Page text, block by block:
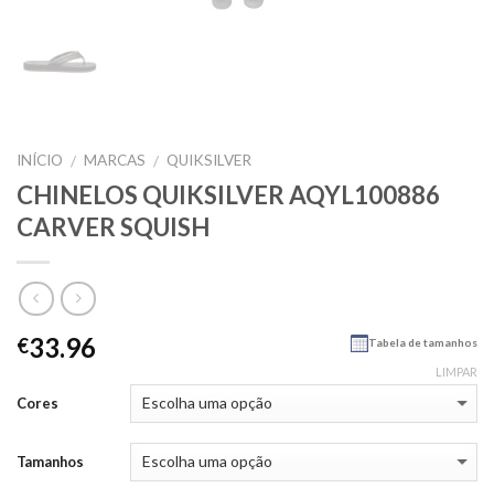
INÍCIO / MARCAS / QUIKSILVER
CHINELOS QUIKSILVER AQYL100886
CARVER SQUISH
€33.96 Tabela de tamanhos
Cores
Tamanhos
LIMPAR